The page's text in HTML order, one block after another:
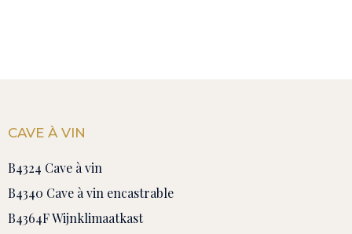
CAVE À VIN
B4324 Cave à vin
B4340 Cave à vin encastrable
B4364F Wijnklimaatkast